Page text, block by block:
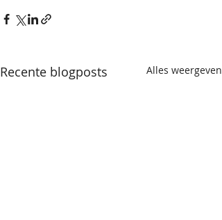
Recente blogposts Alles weergeven